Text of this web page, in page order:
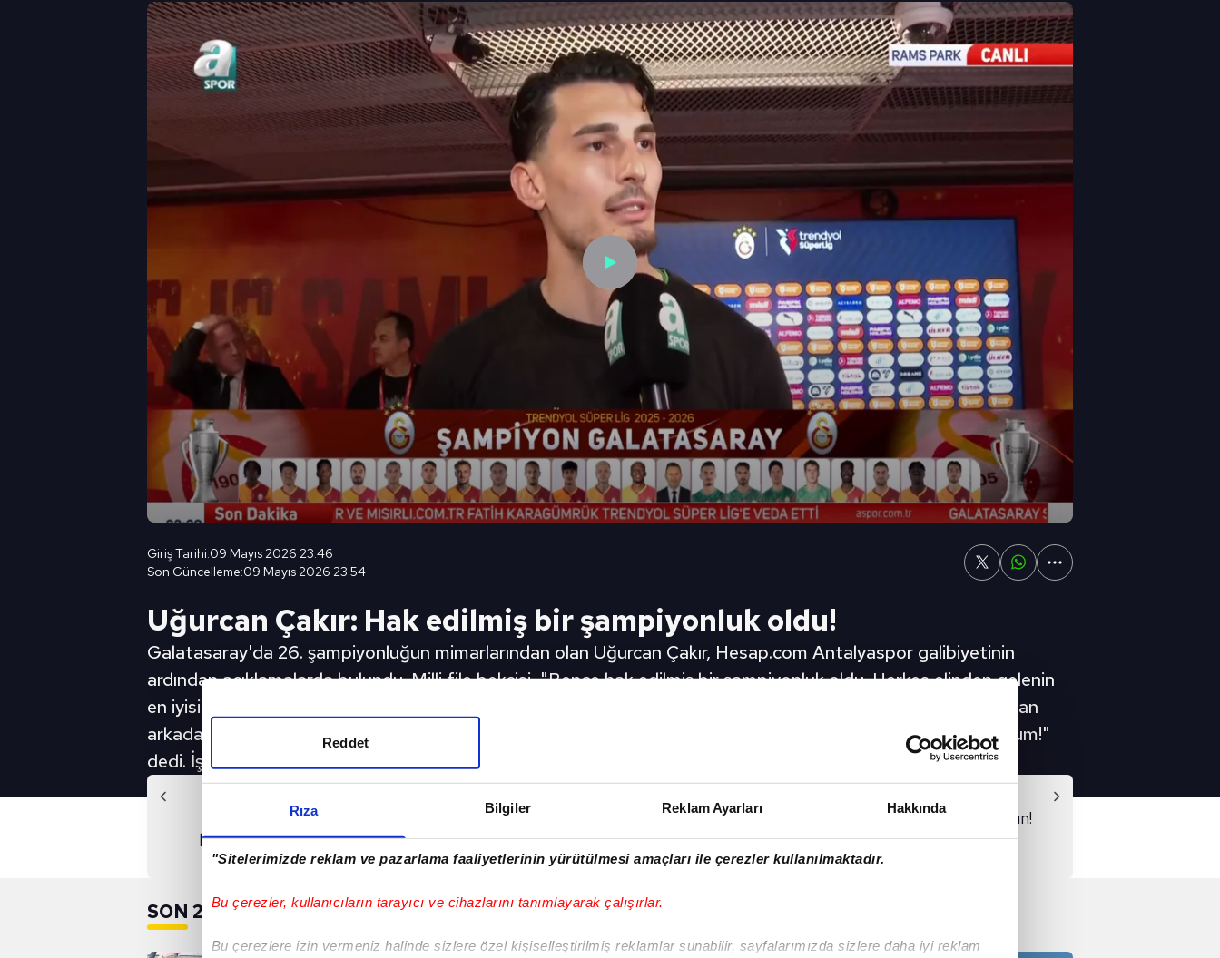
Rıza Bilgiler Reklam Ayarları Hakkında
"Sitelerimizde reklam ve pazarlama faaliyetlerinin yürütülmesi amaçları ile çerezler kullanılmaktadır.
Bu çerezler, kullanıcıların tarayıcı ve cihazlarını tanımlayarak çalışırlar.
Bu çerezlere izin vermeniz halinde sizlere özel kişiselleştirilmiş reklamlar sunabilir, sayfalarımızda sizlere daha iyi reklam
Reddet
Giriş Tarihi:09 Mayıs 2026 23:46
Son Güncelleme:09 Mayıs 2026 23:54
Uğurcan Çakır: Hak edilmiş bir şampiyonluk oldu!
Galatasaray'da 26. şampiyonluğun mimarlarından olan Uğurcan Çakır, Hesap.com Antalyaspor galibiyetinin
ardından açıklamalarda bulundu. Milli file bekçisi, "Bence hak edilmiş bir şampiyonluk oldu. Herkes elinden gelenin
en iyisini vermeye çalıştı. Şampiyonlar Ligi süreci ve lig süreci, aslında bizi biraz yıprattı. Çok fazla maç oynayan
arkadaşlarımız oldu ama başından sonuna önde götürdüğümüz bir yarıştı. Şampiyon olduğumuz için mutluyum!"
dedi. İşte o sözler... | Son dakika Galatasaray haberleri (GS spor haberi)
Abdülkerim Bardakcı: Bülent Korkmaz
hocamın izinde devam etmek istiyorum!
Futbolculardan Okan Buruk'a sulu baskın!
İşte o anlar
SON 24 SAAT